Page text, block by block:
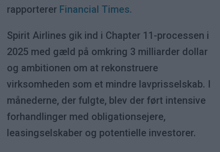
rapporterer Financial Times.
Spirit Airlines gik ind i Chapter 11-processen i
2025 med gæld på omkring 3 milliarder dollar
og ambitionen om at rekonstruere
virksomheden som et mindre lavprisselskab. I
månederne, der fulgte, blev der ført intensive
forhandlinger med obligationsejere,
leasingselskaber og potentielle investorer.